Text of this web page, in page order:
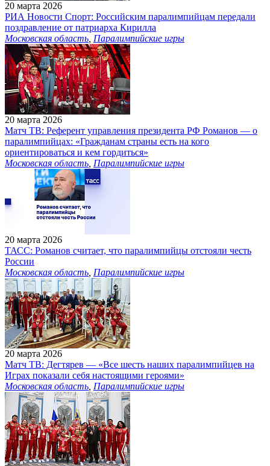
20 марта 2026
РИА Новости Спорт: Российским паралимпийцам передали
поздравление от патриарха Кирилла
Московская область Паралимпийские игры
20 марта 2026
Матч ТВ: Референт управления президента РФ Романов — о
паралимпийцах: «Гражданам страны есть на кого
ориентироваться и кем гордиться»
Московская область Паралимпийские игры
20 марта 2026
ТАСС: Романов считает, что паралимпийцы отстояли честь
России
Московская область Паралимпийские игры
20 марта 2026
Матч ТВ: Дегтярев — «Все шесть наших паралимпийцев на
Играх показали себя настоящими героями»
Московская область Паралимпийские игры